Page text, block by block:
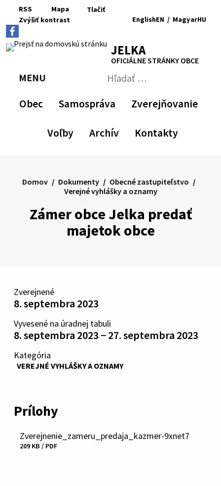
Preskočiť
obsah
RSS
RSS
Mapa
Mapa
Tlačiť
Zvýšiť kontrast
kontrast
veľkosťpôvodnú
veľkosť
písma
veľkosť
písma
EnglishEN
English
/ MagyarHU
Magyar
JELKA
OFICIÁLNE STRÁNKY OBCE
PREPNÚŤ
MENU
Obec Samospráva Zverejňovanie
Voľby Archív Kontakty
Hľadať:
formulár
Zámer obce Jelka predať
majetok obce
Domov Dokumenty
Obecné zastupiteľstvo
Verejné vyhlášky a oznamy
Zverejnené
8. septembra 2023
Vyvesené na úradnej tabuli
8. septembra 2023 − 27. septembra 2023
Kategória
VEREJNÉ VYHLÁŠKY A OZNAMY
Prílohy
Zverejnenie_zameru_predaja_kazmer-9xnet7
209 KB / PDF